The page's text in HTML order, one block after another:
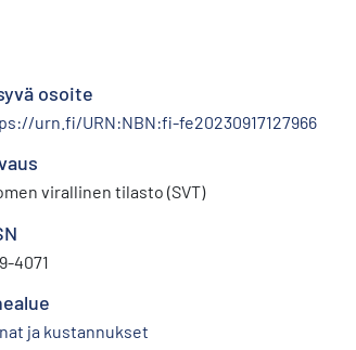
osoite
urn.fi/URN:NBN:fi-fe20230917127966
virallinen tilasto (SVT)
4071
ja kustannukset